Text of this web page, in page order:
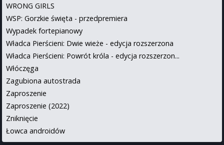
WRONG GIRLS
WSP: Gorzkie święta - przedpremiera
Wypadek fortepianowy
Władca Pierścieni: Dwie wieże - edycja rozszerzona
Władca Pierścieni: Powrót króla - edycja rozszerzon...
Włóczęga
Zagubiona autostrada
Zaproszenie
Zaproszenie (2022)
Zniknięcie
Łowca androidów